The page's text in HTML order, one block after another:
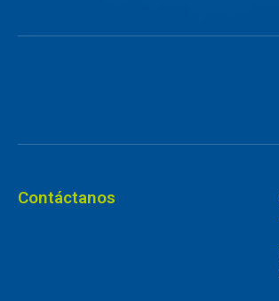
Contáctanos